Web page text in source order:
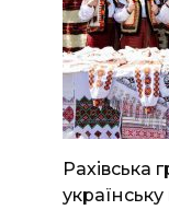
Рахівська